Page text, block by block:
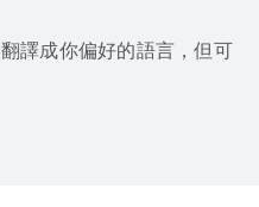
譯成你偏好的語言，但可